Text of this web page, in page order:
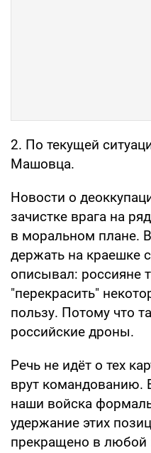
2. По текущей
Машовца.
Новости о
зачистке врага на
в моральном плане.
держать на краешке
описывал: россияне
"перекрасить"
пользу. Потому что
российские дроны.
Речь не идёт о тех
врут командованию.
наши войска
удержание этих
прекращено в любой